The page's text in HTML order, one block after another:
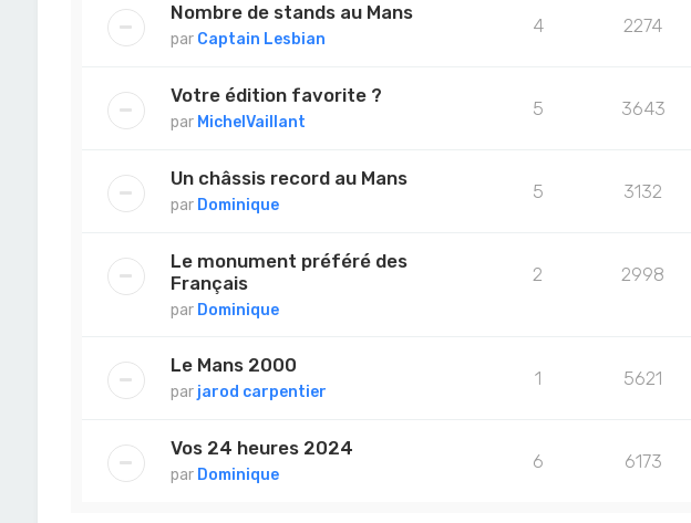
Nombre de stands au Mans
par Captain Lesbian
4 2274
Votre édition favorite ?
par MichelVaillant
5 3643
Un châssis record au Mans
par Dominique
5 3132
Le monument préféré des
Français
par Dominique
2 2998
Le Mans 2000
par jarod carpentier
1 5621
Vos 24 heures 2024
par Dominique
6 6173